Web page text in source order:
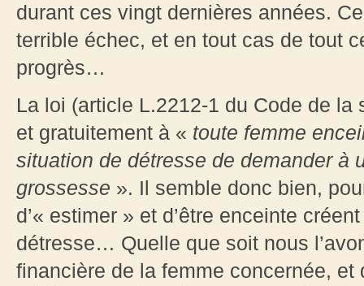
durant ces vingt dernières années.
terrible échec, et en tout cas de tout
progrès…
La loi (article L.2212-1 du Code de la
et gratuitement à « toute femme
situation de détresse de demander à
grossesse ». Il semble donc bien,
d’« estimer » et d’être enceinte
détresse… Quelle que soit nous
financière de la femme concernée,